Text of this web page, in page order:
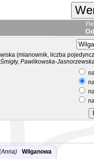
(mianownik, liczba
Pawlikowska-
Wilganowa